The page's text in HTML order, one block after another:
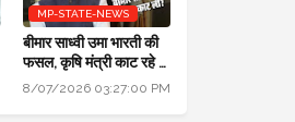
MP-STATE-NEWS
बीमार साध्वी उमा भारती की
फसल, कृषि मंत्री काट रहे हैं:
पॉलिटिक्स गजब है @ दतिया
8/07/2026 03:27:00 PM